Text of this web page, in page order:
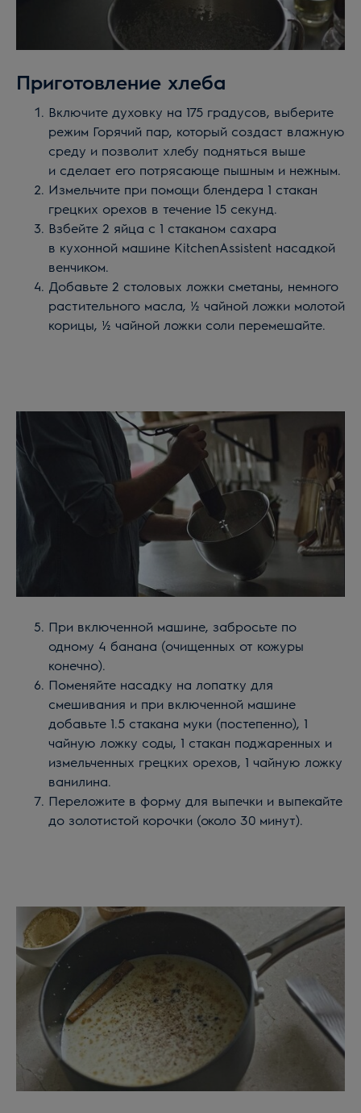
Приготовление хлеба
Включите духовку на 175 градусов, выберите
режим Горячий пар, который создаст влажную
среду и позволит хлебу подняться выше
и сделает его потрясающе пышным и нежным.
Измельчите при помощи блендера 1 стакан
грецких орехов в течение 15 секунд.
Взбейте 2 яйца с 1 стаканом сахара
в кухонной машине KitchenAssistent насадкой
венчиком.
Добавьте 2 столовых ложки сметаны, немного
растительного масла, ½ чайной ложки молотой
корицы, ½ чайной ложки соли перемешайте.
При включенной машине, забросьте по
одному 4 банана (очищенных от кожуры
конечно).
Поменяйте насадку на лопатку для
смешивания и при включенной машине
добавьте 1.5 стакана муки (постепенно), 1
чайную ложку соды, 1 стакан поджаренных и
измельченных грецких орехов, 1 чайную ложку
ванилина.
Переложите в форму для выпечки и выпекайте
до золотистой корочки (около 30 минут).